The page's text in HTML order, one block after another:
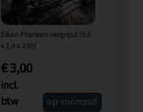
Eiken Planken vergrijsd (9,5
x 2,4 x 230)
€3,00
incl.
btw
op voorraad